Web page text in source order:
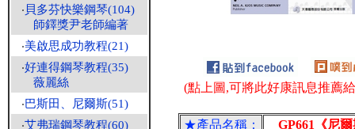
‧ 貝多芬快樂鋼琴(104)
師鐸獎尹老師編著
‧美啟思成功教程(21)
‧好連得鋼琴教程(35)
薇麗絲
‧巴斯田、尼爾斯(51)
‧艾弗瑞鋼琴教程(60)
(點上圖,可將此好康訊息推薦
★產品名稱：
GP661《尼爾